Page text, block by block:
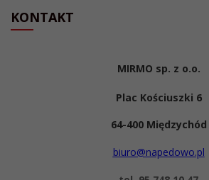
KONTAKT
MIRMO sp. z o.o.
Plac Kościuszki 6
64-400 Międzychód
biuro@napedowo.pl